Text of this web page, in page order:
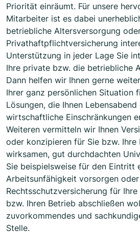
Priorität einräumt. Für unsere
Mitarbeiter ist es dabei
betriebliche Altersversorgung
Privathaftpflichtversicherung
Unterstützung in jeder Lage Sie
Ihre private bzw. die betriebliche
Dann helfen wir Ihnen gerne
Ihrer ganz persönlichen Situation
Lösungen, die Ihnen
wirtschaftliche Einschränkungen
Weiteren vermitteln wir Ihnen
oder konzipieren für Sie bzw. Ihre
wirksamen, gut durchdachten
Sie beispielsweise für den Eintritt
Arbeitsunfähigkeit vorsorgen
Rechtsschutzversicherung für
bzw. Ihren Betrieb abschließen
zuvorkommendes und
Stelle.